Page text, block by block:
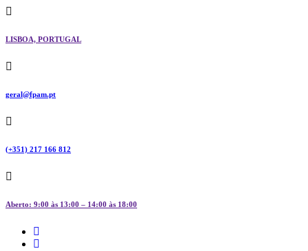
Skip
content
LISBOA, PORTUGAL
geral@fpam.pt
(+351) 217 166 812
Aberto: 9:00 às 13:00 – 14:00 às 18:00